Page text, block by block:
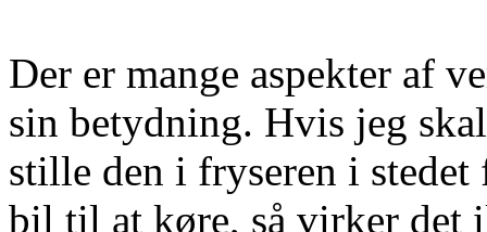
Der er mange aspekter af
sin betydning. Hvis jeg
stille den i fryseren i
bil til at køre, så virker det